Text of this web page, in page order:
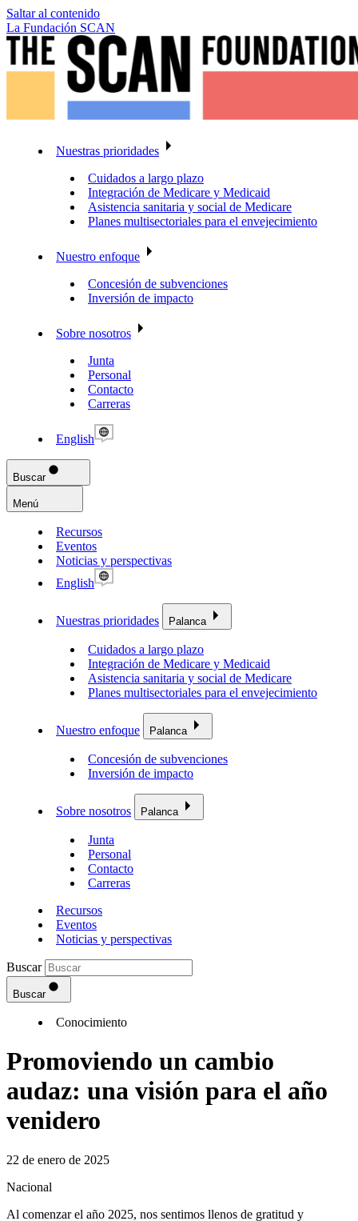
Saltar al contenido
La Fundación SCAN
Nuestras prioridades
Cuidados a largo plazo
Integración de Medicare y Medicaid
Asistencia sanitaria y social de Medicare
Planes multisectoriales para el envejecimiento
Nuestro enfoque
Concesión de subvenciones
Inversión de impacto
Sobre nosotros
Junta
Personal
Contacto
Carreras
English
Buscar
Menú
Recursos
Eventos
Noticias y perspectivas
English
Nuestras prioridades Palanca
Cuidados a largo plazo
Integración de Medicare y Medicaid
Asistencia sanitaria y social de Medicare
Planes multisectoriales para el envejecimiento
Nuestro enfoque Palanca
Concesión de subvenciones
Inversión de impacto
Sobre nosotros Palanca
Junta
Personal
Contacto
Carreras
Recursos
Eventos
Noticias y perspectivas
Buscar
Buscar
Conocimiento
Promoviendo un cambio
audaz: una visión para el año
venidero
22 de enero de 2025
Nacional
Al comenzar el año 2025, nos sentimos llenos de gratitud y